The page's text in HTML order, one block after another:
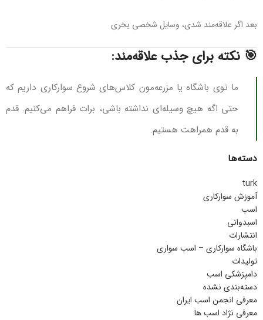
بعد اگر علاقه‌مند شدی، وسایل شخصی بخری
🎯 نکته برای جذب علاقه‌مند:
ما توی باشگاه یا مزرعه‌مون کلاس‌های شروع سوارکاری داریم که
حتی اگه هیچ وسیله‌ای نداشته باشی، برات فراهم می‌کنیم. قدم
به قدم همراهت هستیم.
دسته‌ها
turk
آموزش سوارکاری
اسب
اسبدوانی
انتشارات
باشگاه سوارکاری – اسب سواری
تولیدات
دامپزشکی اسب
دسته‌بندی نشده
معرفی انجمن اسب ایران
معرفی نژاد اسب ها